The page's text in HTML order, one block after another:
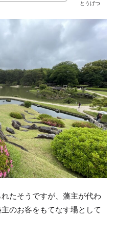
とうげつ
たそうですが、藩主が代わ
のお客をもてなす場として